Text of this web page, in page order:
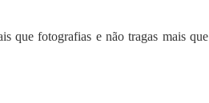
que fotografias e não tragas mais que